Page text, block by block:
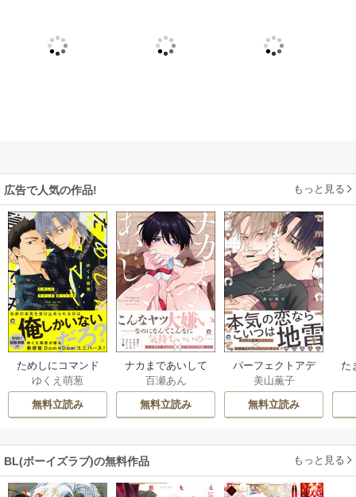
広告で人気の作品! もっと見る
ためしにコマンド
言ってみた
ゆくえ萌葱
無料立読み
ナカまであいして
【電子限定かきお
ろし漫画付】
百瀬あん
無料立読み
パーフェクトアデ
ィクション
美山薫子
無料立読み
た
BL(ボーイズラブ)の無料作品 もっと見る